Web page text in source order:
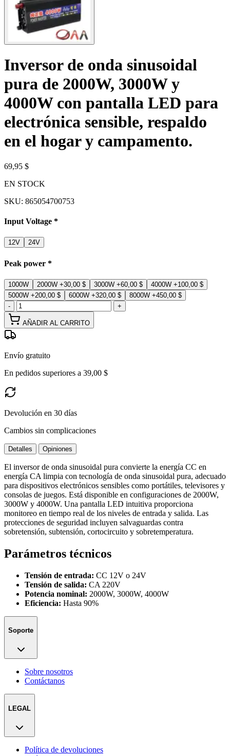
Inversor de onda sinusoidal
pura de 2000W, 3000W y
4000W con pantalla LED para
electrónica sensible, respaldo
en el hogar y campamento.
69,95 $
EN STOCK
SKU: 865054700753
Input Voltage *
12V 24V
Peak power *
1000W 2000W +30,00 $ 3000W +60,00 $ 4000W +100,00 $
5000W +200,00 $ 6000W +320,00 $ 8000W +450,00 $
-
+
AÑADIR AL CARRITO
Envío gratuito
En pedidos superiores a 39,00 $
Devolución en 30 días
Cambios sin complicaciones
Detalles Opiniones
El inversor de onda sinusoidal pura convierte la energía CC en
energía CA limpia con tecnología de onda sinusoidal pura, adecuado
para dispositivos electrónicos sensibles como portátiles, televisores y
consolas de juegos. Está disponible en configuraciones de 2000W,
3000W y 4000W. Una pantalla LED intuitiva proporciona
monitoreo en tiempo real de los niveles de entrada y salida. Las
protecciones de seguridad incluyen salvaguardas contra
sobretensión, subtensión, cortocircuito y sobretemperatura.
Parámetros técnicos
Tensión de entrada: CC 12V o 24V
Tensión de salida: CA 220V
Potencia nominal: 2000W, 3000W, 4000W
Eficiencia: Hasta 90%
Soporte
Sobre nosotros
Contáctanos
LEGAL
Política de devoluciones